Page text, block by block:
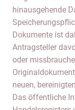
hinausgehende
Dokumente ist
Antragsteller
oder
neuen,
Das öffentliche